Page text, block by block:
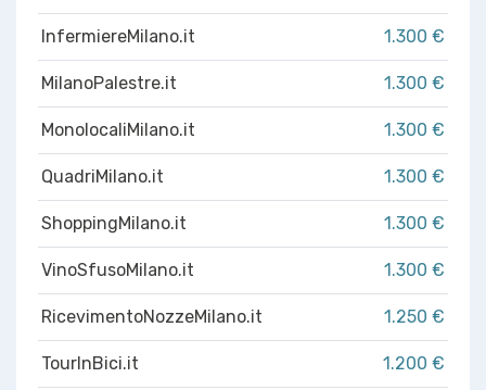
InfermiereMilano.it 1.300 €
MilanoPalestre.it 1.300 €
MonolocaliMilano.it 1.300 €
QuadriMilano.it 1.300 €
ShoppingMilano.it 1.300 €
VinoSfusoMilano.it 1.300 €
RicevimentoNozzeMilano.it 1.250 €
TourInBici.it 1.200 €